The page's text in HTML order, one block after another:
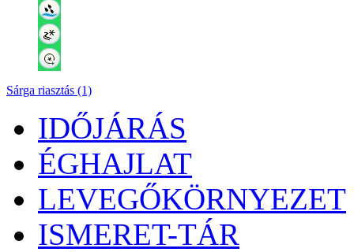
Sárga riasztás (1)
IDŐJÁRÁS
ÉGHAJLAT
LEVEGŐKÖRNYEZET
ISMERET-TÁR